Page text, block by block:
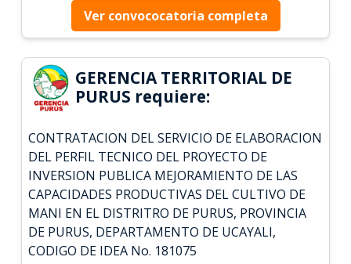
Ver convococatoria completa
GERENCIA TERRITORIAL DE
PURUS requiere:
CONTRATACION DEL SERVICIO DE ELABORACION
DEL PERFIL TECNICO DEL PROYECTO DE
INVERSION PUBLICA MEJORAMIENTO DE LAS
CAPACIDADES PRODUCTIVAS DEL CULTIVO DE
MANI EN EL DISTRITRO DE PURUS, PROVINCIA
DE PURUS, DEPARTAMENTO DE UCAYALI,
CODIGO DE IDEA No. 181075